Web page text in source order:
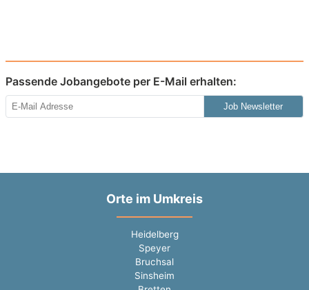
Passende Jobangebote per E-Mail erhalten:
Job Newsletter
Orte im Umkreis
Heidelberg
Speyer
Bruchsal
Sinsheim